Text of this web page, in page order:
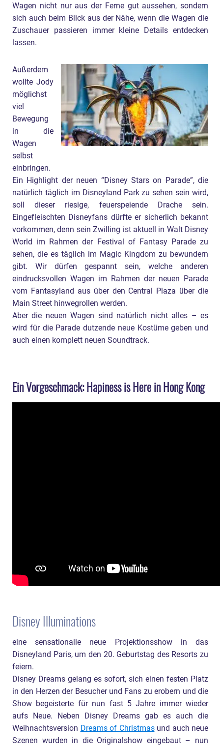
Wagen nicht nur aus der Ferne gut aussehen, sondern
sich auch beim Blick aus der Nähe, wenn die Wagen die
Zuschauer passieren immer kleine Details entdecken
lassen.
Außerdem
wollte Jody
möglichst
viel
Bewegung
in die
Wagen
selbst
einbringen.
Ein Highlight der neuen “Disney Stars on Parade”, die
natürlich täglich im Disneyland Park zu sehen sein wird,
soll dieser riesige, feuerspeiende Drache sein.
Eingefleischten Disneyfans dürfte er sicherlich bekannt
vorkommen, denn sein Zwilling ist aktuell in Walt Disney
World im Rahmen der Festival of Fantasy Parade zu
sehen, die es täglich im Magic Kingdom zu bewundern
gibt. Wir dürfen gespannt sein, welche anderen
eindrucksvollen Wagen im Rahmen der neuen Parade
vom Fantasyland aus über den Central Plaza über die
Main Street hinwegrollen werden.
Aber die neuen Wagen sind natürlich nicht alles – es
wird für die Parade dutzende neue Kostüme geben und
auch einen komplett neuen Soundtrack.
Ein Vorgeschmack: Hapiness is Here in Hong Kong
Disney Illuminations
eine sensationalle neue Projektionsshow in das
Disneyland Paris, um den 20. Geburtstag des Resorts zu
feiern.
Disney Dreams gelang es sofort, sich einen festen Platz
in den Herzen der Besucher und Fans zu erobern und die
Show begeisterte für nun fast 5 Jahre immer wieder
aufs Neue. Neben Disney Dreams gab es auch die
Weihnachtsversion Dreams of Christmasund auch neue
Szenen wurden in die Originalshow eingebaut – nun